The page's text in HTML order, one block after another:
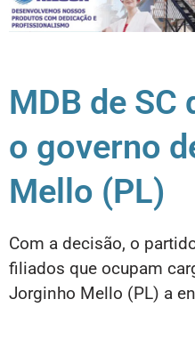
MDB de SC
o governo
Mello (PL)
Com a decisão, o
filiados que ocupam
Jorginho Mello (PL) a